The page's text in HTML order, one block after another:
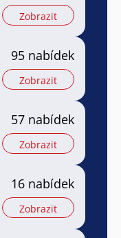
Zobrazit
95 nabídek
Zobrazit
57 nabídek
Zobrazit
16 nabídek
Zobrazit